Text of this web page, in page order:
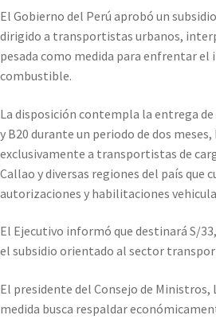
El Gobierno del Perú aprobó un
dirigido a transportistas urbanos,
pesada como medida para enfrentar
combustible.
La disposición contempla la entrega de
y B20 durante un periodo de dos
exclusivamente a transportistas de
Callao y diversas regiones del país que
autorizaciones y habilitaciones
El Ejecutivo informó que destinará S/
el subsidio orientado al sector
El presidente del Consejo de Ministros,
medida busca respaldar